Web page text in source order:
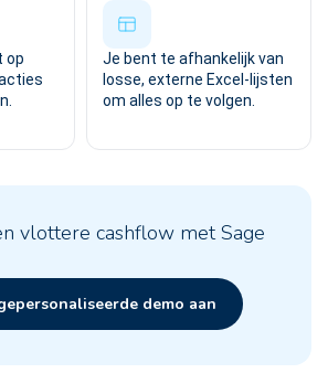
op
Je bent te afhankelijk van
losse, externe Excel-lijsten
om alles op te volgen.
vlottere cashflow met Sage
demo aan